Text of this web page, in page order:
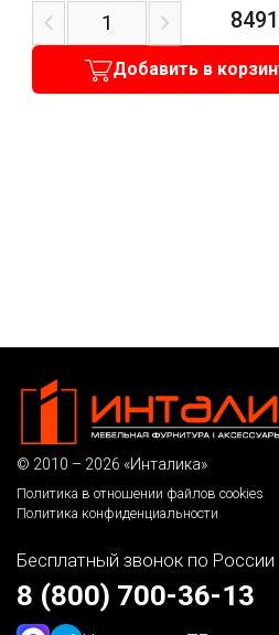
Добавить в
© 2010 – 2026 «Инталика»
Политика в отношении файлов cookies
Политика конфиденциальности
Бесплатный звонок по России
8 (800) 700-36-13